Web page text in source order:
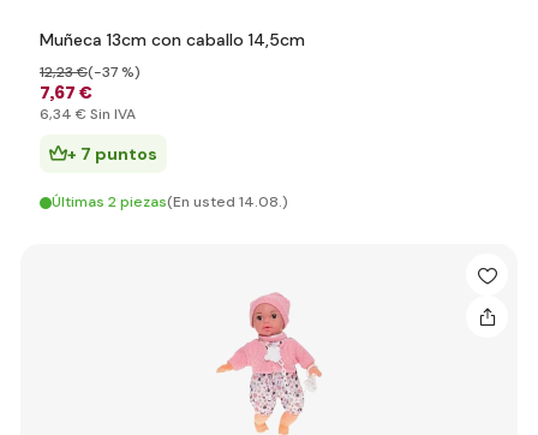
Muñeca 13cm con caballo 14,5cm
7,67 €
12,23 €(-37 %)
6,34 € Sin IVA
+ 7 puntos
Últimas 2 piezas(En usted 14.08.)